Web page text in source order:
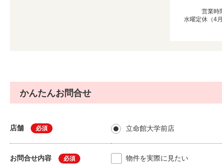
営業時
水曜定休（4
かんたんお問合せ
店舗 必須 立命館大学前店
お問合せ内容 必須 物件を実際に見たい